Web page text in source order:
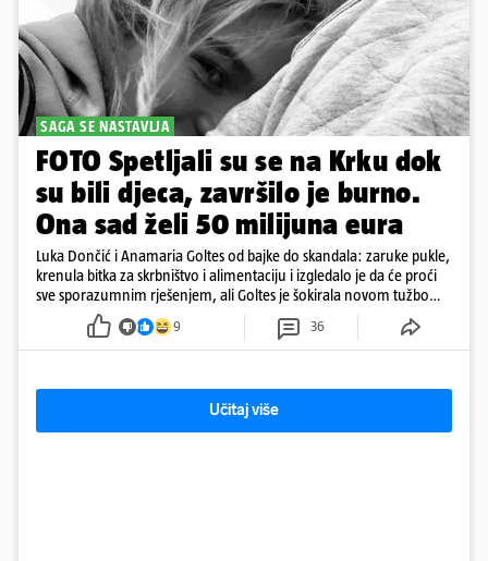
SAGA SE NASTAVLJA
FOTO Spetljali su se na Krku dok
su bili djeca, završilo je burno.
Ona sad želi 50 milijuna eura
Luka Dončić i Anamaria Goltes od bajke do skandala: zaruke pukle,
krenula bitka za skrbništvo i alimentaciju i izgledalo je da će proći
sve sporazumnim rješenjem, ali Goltes je šokirala novom tužbom
u Sloveniji
9 36
Učitaj više